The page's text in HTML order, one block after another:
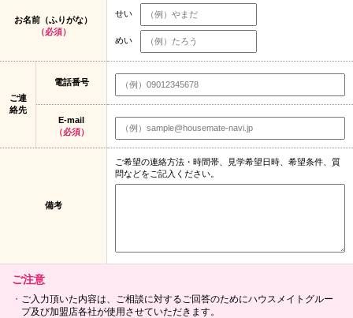
お名前（ふりがな）
（必須）
せい
めい
ご連
絡先
電話番号
E-mail
（必須）
備考
ご希望の連絡方法・時間帯、見学希望日時、希望条件、質
問などをご記入ください。
ご注意
ご入力頂いた内容は、ご相談に対するご回答のためにハウスメイトグルー
プ及び加盟店各社が使用させていただきます。